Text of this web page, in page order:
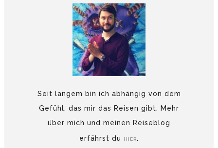
Seit langem bin ich abhängig von dem
Gefühl, das mir das Reisen gibt. Mehr
über mich und meinen Reiseblog
erfährst du
HIER.